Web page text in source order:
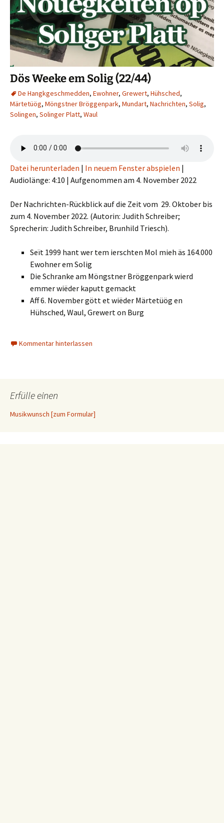
Dös Weeke em Solig (22/44)
De Hangkgeschmedden, Ewohner, Grewert, Hühsched,
Märtetüög, Möngstner Bröggenpark, Mundart, Nachrichten, Solig,
Solingen, Solinger Platt, Waul
Datei herunterladen | In neuem Fenster abspielen |
Audiolänge: 4:10 | Aufgenommen am 4. November 2022
Der Nachrichten-Rückblick auf die Zeit vom 29. Oktober bis
zum 4. November 2022. (Autorin: Judith Schreiber;
Sprecherin: Judith Schreiber, Brunhild Triesch).
Seït 1999 hant wer tem ierschten Mol mieh äs 164.000
Ewohner em Solig
Die Schranke am Möngstner Bröggenpark wierd
emmer wiëder kaputt gemackt
Aff 6. November gött et wiëder Märtetüög en
Hühsched, Waul, Grewert on Burg
Kommentar hinterlassen
Erfülle einen
Musikwunsch [zum Formular]